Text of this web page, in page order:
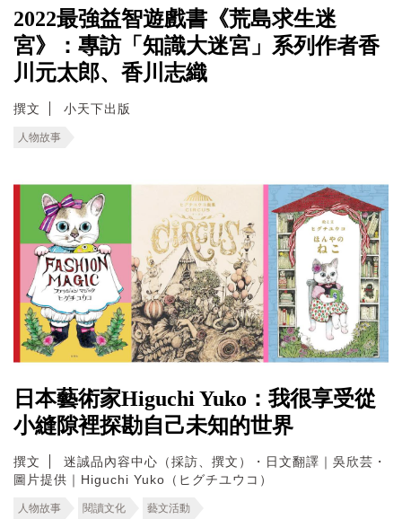
2022最強益智遊戲書《荒島求生迷
宮》：專訪「知識大迷宮」系列作者香
川元太郎、香川志織
撰文 小天下出版
人物故事
日本藝術家Higuchi Yuko：我很享受從
小縫隙裡探勘自己未知的世界
撰文
迷誠品內容中心（採訪、撰文）・日文翻譯｜吳欣芸・
圖片提供｜Higuchi Yuko（ヒグチユウコ）
人物故事 閱讀文化 藝文活動